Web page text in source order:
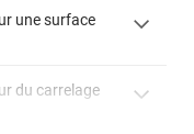
cuisine ?"
une surface
du carrelage